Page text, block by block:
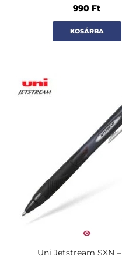
990 Ft
KOSÁRBA
Uni Jetstream SXN –